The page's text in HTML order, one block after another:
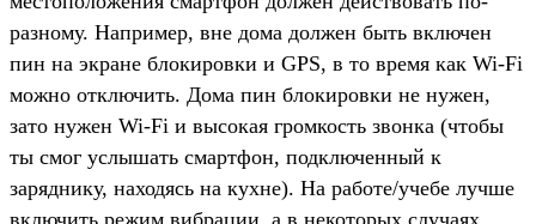
разному. Например, вне дома должен быть включен
пин на экране блокировки и GPS, в то время как Wi-Fi
можно отключить. Дома пин блокировки не нужен,
зато нужен Wi-Fi и высокая громкость звонка (чтобы
ты смог услышать смартфон, подключенный к
заряднику, находясь на кухне). На работе/учебе лучше